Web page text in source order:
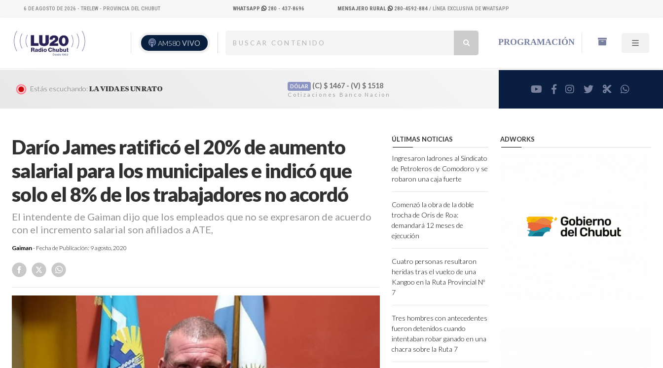
6 DE AGOSTO DE 2026 - TRELEW - PROVINCIA DEL CHUBUT WHATSAPP 280 - 437-8696 MENSAJERO RURAL 280-4592-884 / LÍNEA EXCLUSIVA DE WHATSAPP
AM580 VIVO PROGRAMACIÓN
Estás escuchando:LA VIDA ES UN RATO DÓLAR (C) $1467 - (V) $1518 youtubefacebookinstagram
twitterRadioCut
Darío James ratificó el 20% de aumento
salarial para los municipales e indicó que
solo el 8% de los trabajadores no acordó
El intendente de Gaiman dijo que los empleados que no se expresaron de acuerdo
con el incremento salarial son afiliados a ATE,
Gaiman- Fecha de Publicación: 9 agosto, 2020
ÚLTIMAS NOTICIAS
Ingresaron ladrones al Sindicato
de Petroleros de Comodoro y se
robaron una caja fuerte
Comenzó la obra de la doble
trocha de Oris de Roa:
demandará 12 meses de
ejecución
Cuatro personas resultaron
heridas tras el vuelco de una
Kangoo en la Ruta Provincial Nº
7
Tres hombres con antecedentes
fueron detenidos cuando
intentaban robar ganado en una
chacra sobre la Ruta 7
ADWORKS